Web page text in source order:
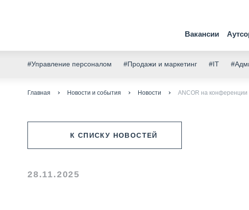
Вакансии
#Управление персоналом #Продажи и маркетинг #IT
Главная Новости и события Новости ANCOR на конференции
К СПИСКУ НОВОСТЕЙ
28.11.2025